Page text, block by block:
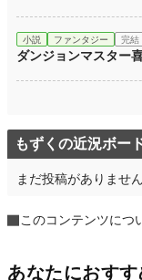
小説 ファンタジー 完結
ダンジョンマスター
もずくの近況ボー
まだ投稿がありません
このコンテンツにつ
あなたにおす